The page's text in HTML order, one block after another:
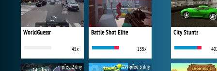
WorldGuessr
45x
Battle Shot Elite
135x
před 2 dny před 3 dny
City Stunts